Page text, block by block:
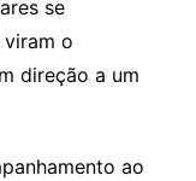
se
o
direção a um
ao